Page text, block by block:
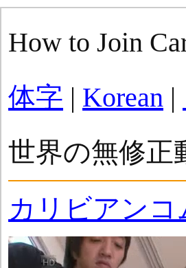
How to Join
体字 | Korean |
世界の無修正
カリビアンコ